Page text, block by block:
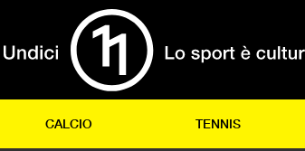
CALCIO TENNIS